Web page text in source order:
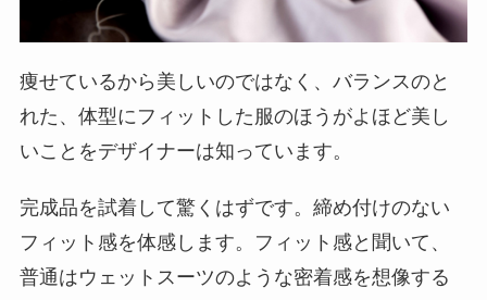
痩せているから美しいのではなく、バランスのと
れた、体型にフィットした服のほうがよほど美し
いことをデザイナーは知っています。
完成品を試着して驚くはずです。締め付けのない
フィット感を体感します。フィット感と聞いて、
普通はウェットスーツのような密着感を想像する